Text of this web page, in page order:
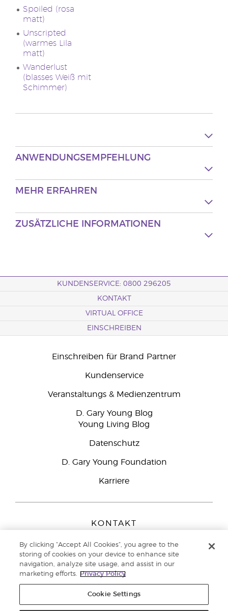
Spoiled (rosa
matt)
Unscripted
(warmes Lila
matt)
Wanderlust
(blasses Weiß mit
Schimmer)
ANWENDUNGSEMPFEHLUNG
MEHR ERFAHREN
ZUSÄTZLICHE INFORMATIONEN
KUNDENSERVICE: 0800 296205
KONTAKT
VIRTUAL OFFICE
EINSCHREIBEN
Einschreiben für Brand Partner
Kundenservice
Veranstaltungs & Medienzentrum
D. Gary Young Blog
Young Living Blog
Datenschutz
D. Gary Young Foundation
Karriere
KONTAKT
Peizerweg 97
9727 AJ Groningen
Netherlands
Kundenservice:0800-296205
By clicking “Accept All Cookies”, you agree to the
storing of cookies on your device to enhance site
navigation, analyze site usage, and assist in our
marketing efforts.
Privacy Policy
Cookie Settings